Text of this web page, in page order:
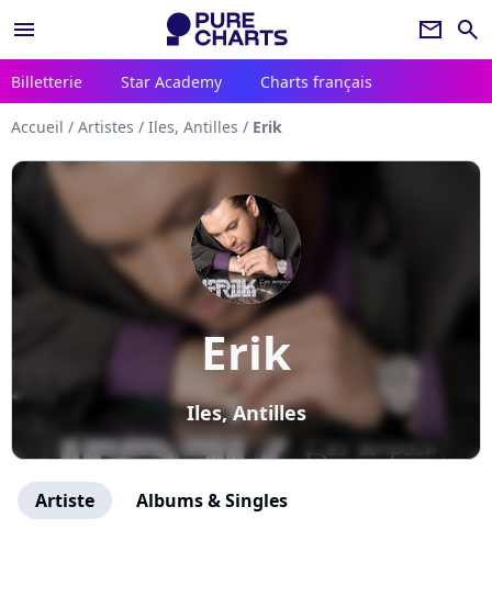
menu newsletter search
Billetterie Star Academy Charts français
Accueil / Artistes / Iles, Antilles / Erik
Erik
Iles, Antilles
Artiste Albums & Singles